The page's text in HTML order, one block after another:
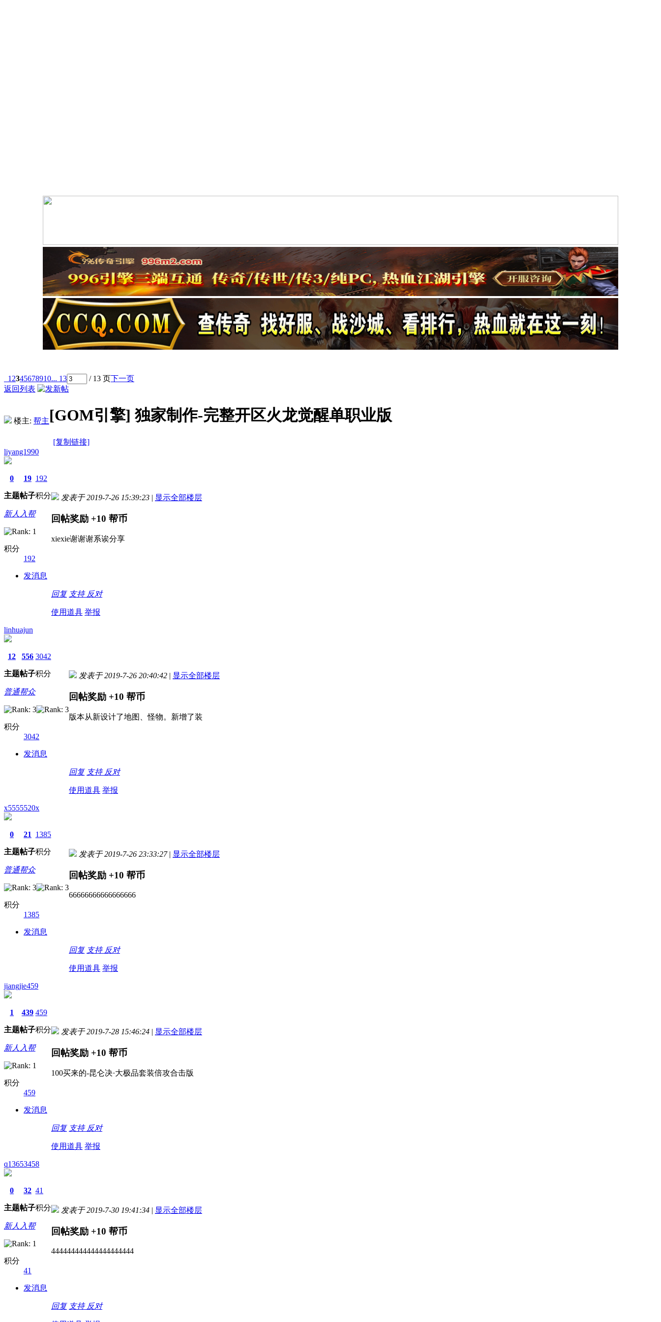
1 2345678910... 13 / 13 页下一页
返回列表
楼主: 帮主[GOM引擎]独家制作-完整开区火龙觉醒单职业版
[复制链接]
liyang1990
0
主题
19
帖子
192
积分
新人入帮
积分
192
发消息
发表于 2019-7-26 15:39:23 | 显示全部楼层
回帖奖励 +10 帮币
xiexie谢谢谢系诶分享
回复 支持 反对
使用道具 举报
linhuajun
12
主题
556
帖子
3042
积分
普通帮众
积分
3042
发消息
发表于 2019-7-26 20:40:42 | 显示全部楼层
回帖奖励 +10 帮币
版本从新设计了地图、怪物。新增了装
回复 支持 反对
使用道具 举报
x5555520x
0
主题
21
帖子
1385
积分
普通帮众
积分
1385
发消息
发表于 2019-7-26 23:33:27 | 显示全部楼层
回帖奖励 +10 帮币
66666666666666666
回复 支持 反对
使用道具 举报
jiangjie459
1
主题
439
帖子
459
积分
新人入帮
积分
459
发消息
发表于 2019-7-28 15:46:24 | 显示全部楼层
回帖奖励 +10 帮币
100买来的-昆仑决·大极品套装倍攻合击版
回复 支持 反对
使用道具 举报
q13653458
0
主题
32
帖子
41
积分
新人入帮
积分
41
发消息
发表于 2019-7-30 19:41:34 | 显示全部楼层
回帖奖励 +10 帮币
444444444444444444444
回复 支持 反对